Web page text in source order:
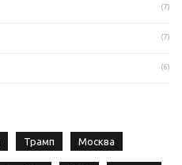
(7)
(7)
(6)
Трамп Москва